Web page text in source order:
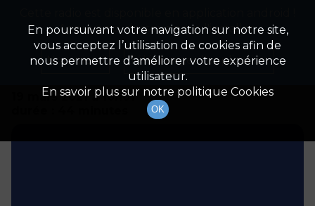
Détails De L'émission
19 mars 2021à 10h01
En poursuivant votre navigation sur notre site,
vous acceptez l’utilisation de cookies afin de
nous permettre d’améliorer votre expérience
utilisateur.
En savoir plus sur notre politique Cookies
OK
Appuyez ci-dessous pour l'installer.
Non merci Télécharger l'application